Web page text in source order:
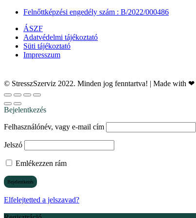
Felnőttképzési engedély szám : B/2022/000486
ÁSZF
Adatvédelmi tájékoztató
Süti tájékoztató
Impresszum
© StresszSzerviz 2022. Minden jog fenntartva! | Made with ❤
Bejelentkezés
Felhasználónév, vagy e-mail cím
Jelszó
Emlékezzen rám
Elfelejtetted a jelszavad?